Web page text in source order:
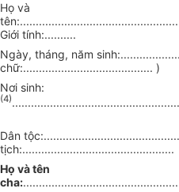
Họ và
Giới tính:..........
Ngày, tháng, năm
chữ:......................................... )
Nơi sinh:
(4)
Dân
tịch:................................................
Họ và tên
cha: